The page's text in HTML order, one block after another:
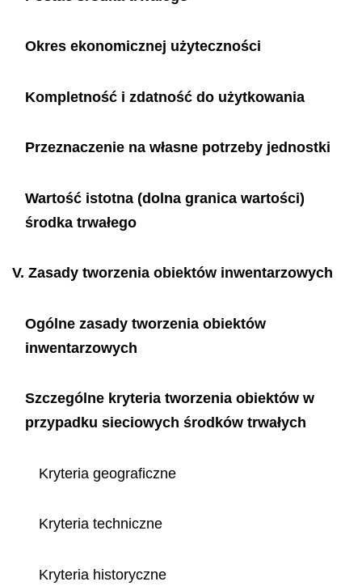
Okres ekonomicznej użyteczności
Kompletność i zdatność do użytkowania
Przeznaczenie na własne potrzeby jednostki
Wartość istotna (dolna granica wartości)
środka trwałego
V. Zasady tworzenia obiektów inwentarzowych
Ogólne zasady tworzenia obiektów
inwentarzowych
Szczególne kryteria tworzenia obiektów w
przypadku sieciowych środków trwałych
Kryteria geograficzne
Kryteria techniczne
Kryteria historyczne